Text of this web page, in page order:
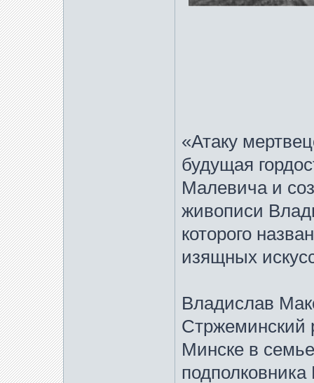
«Атаку
будущая
Малевича и
живописи
которого
изящных
Владислав
Стржеминский
Минске в